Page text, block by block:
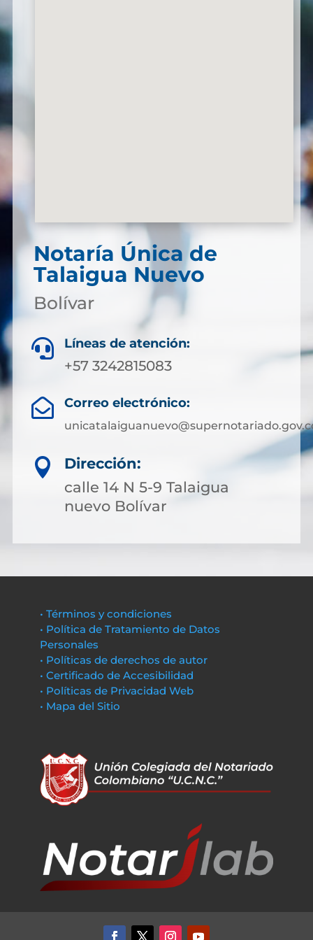
Notaría Única de
Talaigua Nuevo
Bolívar
 Líneas de atención:
+57 3242815083
 Correo electrónico:

Dirección:
calle 14 N 5-9 Talaigua
nuevo Bolívar
• Términos y condiciones
• Política de Tratamiento de Datos
Personales
• Políticas de derechos de autor
• Certificado de Accesibilidad
• Políticas de Privacidad Web
• Mapa del Sitio